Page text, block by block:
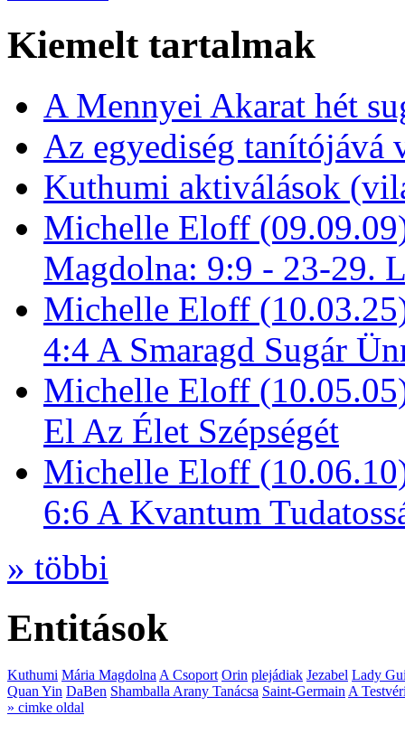
Kiemelt tartalmak
A Mennyei Akarat hét
Az egyediség tanítójává
Kuthumi aktiválások
Michelle Eloff
Magdolna: 9:9 - 23-29.
Michelle Eloff
4:4 A Smaragd Sugár
Michelle Eloff
El Az Élet Szépségét
Michelle Eloff
6:6 A Kvantum
» többi
Entitások
Kuthumi Mária MagdolnaA Csoport Orin plejádiak Jezabel Lady
Quan Yin DaBen Shamballa Arany Tanácsa Saint-GermainA
» cimke oldal